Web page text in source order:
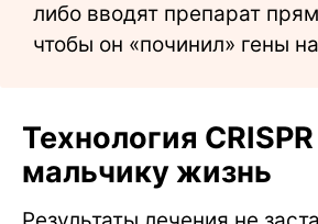
либо вводят препарат
чтобы он «починил» гены
Технология
мальчику жизнь